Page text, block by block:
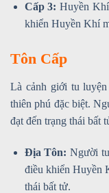
Cấp 3: Huyền
khiển Huyền Khí
Tôn Cấp
Là cảnh giới tu
thiên phú đặc biệt.
đạt đến trạng thái bất
Địa Tôn: Người
điều khiển Huyền
thái bất tử.